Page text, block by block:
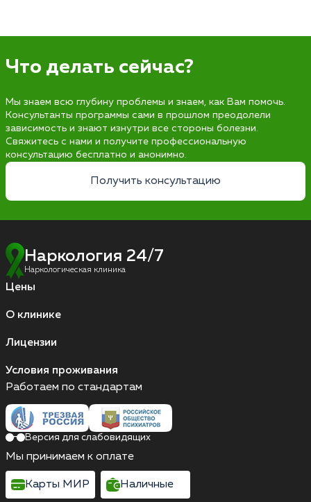
Что делать сейчас?
Мы знаем всю глубину проблемы и знаем, как Вам помочь.
Консультанты программы сами в прошлом преодолели
зависимость и знают изнутри все стороны болезни.
Свяжитесь с нами и получите профессиональную
консультацию бесплатно и анонимно.
Получить консультацию
Наркология 24/7
Наркологическая клиника
Цены
О клинике
Лицензии
Условия проживания
Работаем по стандартам
Версия для слабовидящих
Мы принимаем к оплате
Карты МИР Наличные